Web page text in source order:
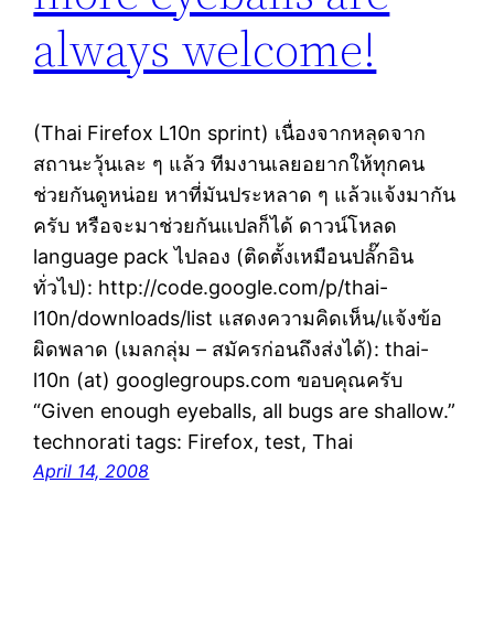
always welcome!
(Thai Firefox L10n sprint) เนื่องจากหลุดจาก
สถานะวุ้นเละ ๆ แล้ว ทีมงานเลยอยากให้ทุกคน
ช่วยกันดูหน่อย หาที่มันประหลาด ๆ แล้วแจ้งมากัน
ครับ หรือจะมาช่วยกันแปลก็ได้ ดาวน์โหลด
language pack ไปลอง (ติดตั้งเหมือนปลั๊กอิน
ทั่วไป): http://code.google.com/p/thai-
l10n/downloads/list แสดงความคิดเห็น/แจ้งข้อ
ผิดพลาด (เมลกลุ่ม – สมัครก่อนถึงส่งได้): thai-
l10n (at) googlegroups.com ขอบคุณครับ
“Given enough eyeballs, all bugs are shallow.”
technorati tags: Firefox, test, Thai
April 14, 2008